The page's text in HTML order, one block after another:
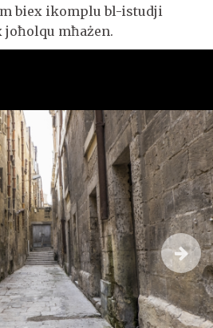
biex ikomplu bl-istudji
joħolqu mħażen.